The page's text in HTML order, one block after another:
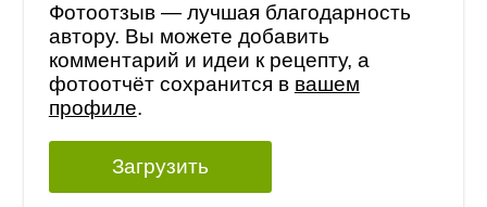
Фотоотзыв — лучшая благодарность
автору. Вы можете добавить
комментарий и идеи к рецепту, а
фотоотчёт сохранится в вашем
профиле.
Загрузить